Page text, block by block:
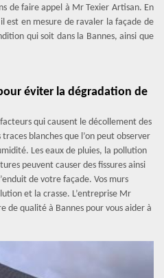
de faire appel à Mr Texier Artisan. En
est en mesure de ravaler la façade de
qui soit dans la Bannes, ainsi que
éviter la dégradation de
qui causent le décollement des
blanches que l’on peut observer
Les eaux de pluies, la pollution
peuvent causer des fissures ainsi
de votre façade. Vos murs
et la crasse. L’entreprise Mr
de qualité à Bannes pour vous aider à